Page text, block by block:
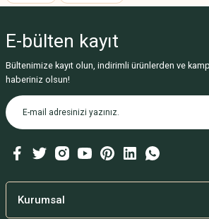
Gönder
Elastik Bandaj 15 cm
49,50 TL
E-bülten kayıt
Bültenimize kayıt olun, indirimli ürünlerden ve
haberiniz olsun!
Kurumsal